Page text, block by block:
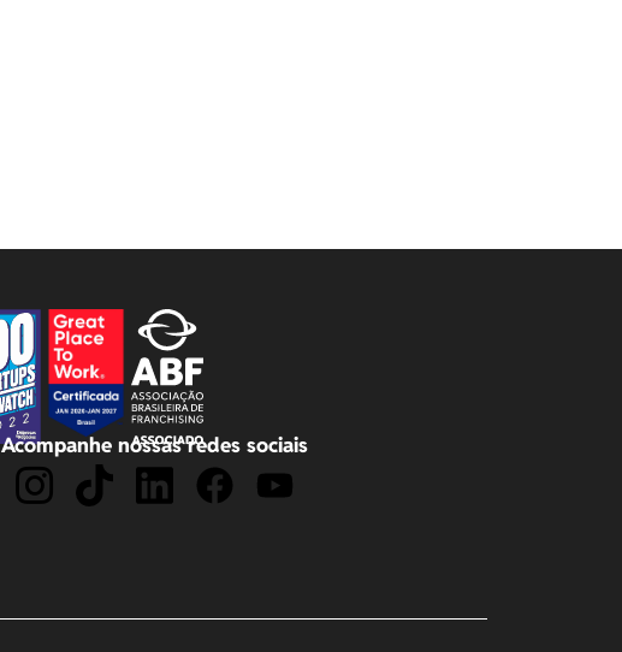
Acompanhe nossas redes sociais